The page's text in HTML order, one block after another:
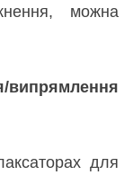
можна
для